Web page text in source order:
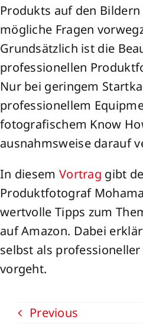
Produkts auf den
mögliche Fragen
Grundsätzlich ist die
professionellen
Nur bei geringem
professionellem
fotografischem Know
ausnahmsweise darauf
In diesem Vortrag gibt
Produktfotograf
wertvolle Tipps zum
auf Amazon. Dabei
selbst als
vorgeht.
Previous